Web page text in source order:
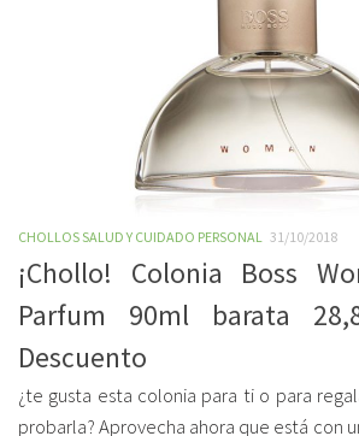
CHOLLOS SALUD Y CUIDADO PERSONAL 31/10/2018
¡Chollo! Colonia Boss
Parfum 90ml barata
Descuento
¿te gusta esta colonia para ti o para
probarla? Aprovecha ahora que está con